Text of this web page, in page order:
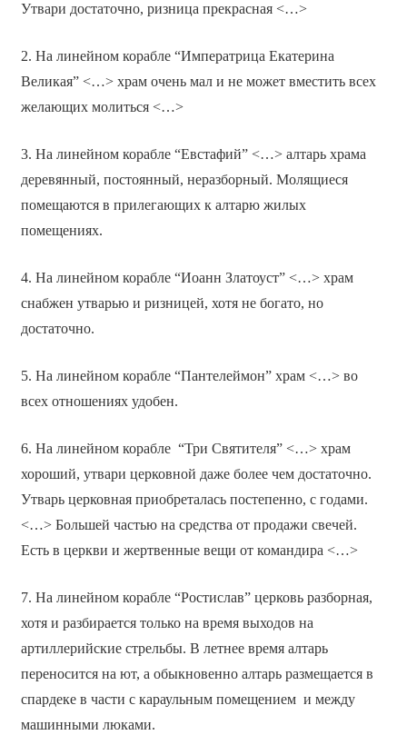
Утвари достаточно, ризница прекрасная <…>
2. На линейном корабле “Императрица Екатерина
Великая” <…> храм очень мал и не может вместить всех
желающих молиться <…>
3. На линейном корабле “Евстафий” <…> алтарь храма
деревянный, постоянный, неразборный. Молящиеся
помещаются в прилегающих к алтарю жилых
помещениях.
4. На линейном корабле “Иоанн Златоуст” <…> храм
снабжен утварью и ризницей, хотя не богато, но
достаточно.
5. На линейном корабле “Пантелеймон” храм <…> во
всех отношениях удобен.
6. На линейном корабле “Три Святителя” <…> храм
хороший, утвари церковной даже более чем достаточно.
Утварь церковная приобреталась постепенно, с годами.
<…> Большей частью на средства от продажи свечей.
Есть в церкви и жертвенные вещи от командира <…>
7. На линейном корабле “Ростислав” церковь разборная,
хотя и разбирается только на время выходов на
артиллерийские стрельбы. В летнее время алтарь
переносится на ют, а обыкновенно алтарь размещается в
спардеке в части с караульным помещением и между
машинными люками.